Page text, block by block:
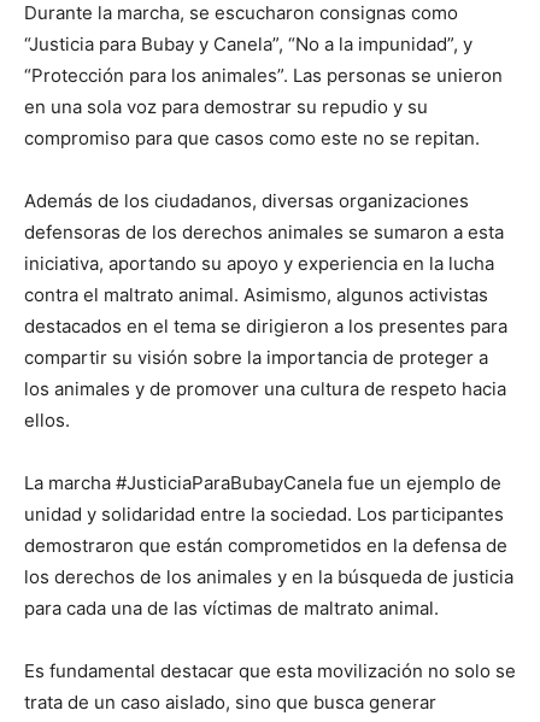
Durante la marcha, se escucharon consignas como
“Justicia para Bubay y Canela”, “No a la impunidad”, y
“Protección para los animales”. Las personas se unieron
en una sola voz para demostrar su repudio y su
compromiso para que casos como este no se repitan.
Además de los ciudadanos, diversas organizaciones
defensoras de los derechos animales se sumaron a esta
iniciativa, aportando su apoyo y experiencia en la lucha
contra el maltrato animal. Asimismo, algunos activistas
destacados en el tema se dirigieron a los presentes para
compartir su visión sobre la importancia de proteger a
los animales y de promover una cultura de respeto hacia
ellos.
La marcha #JusticiaParaBubayCanela fue un ejemplo de
unidad y solidaridad entre la sociedad. Los participantes
demostraron que están comprometidos en la defensa de
los derechos de los animales y en la búsqueda de justicia
para cada una de las víctimas de maltrato animal.
Es fundamental destacar que esta movilización no solo se
trata de un caso aislado, sino que busca generar